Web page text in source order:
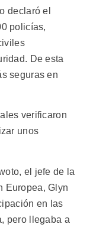
declaró el
policías,
De esta
seguras en
verificaron
unos
el jefe de la
Europea, Glyn
en las
pero llegaba a